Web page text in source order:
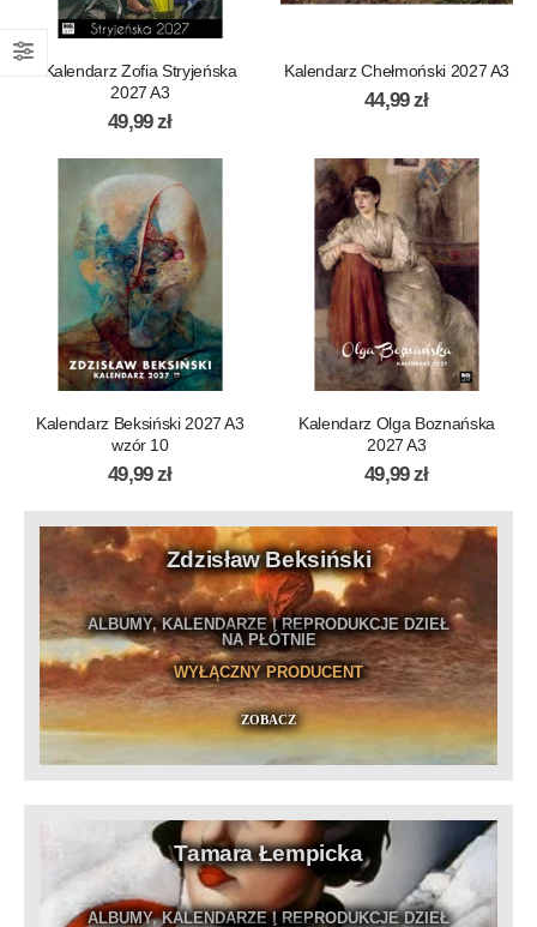
Kalendarz Zofia Stryjeńska
2027 A3
49,99zł
Kalendarz Chełmoński 2027 A3
44,99zł
Kalendarz Beksiński 2027 A3
wzór 10
49,99zł
Kalendarz Olga Boznańska
2027 A3
49,99zł
Zdzisław Beksiński
ALBUMY, KALENDARZE I REPRODUKCJE DZIEŁ
NA PŁÓTNIE
WYŁĄCZNY PRODUCENT
ZOBACZ
Tamara Łempicka
ALBUMY, KALENDARZE I REPRODUKCJE DZIEŁ